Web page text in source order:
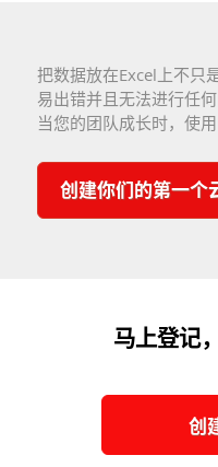
把数据放在Excel上不只
易出错并且无法进行任何
当您的团队成长时，使
创建你们的第一个
马上登记
创